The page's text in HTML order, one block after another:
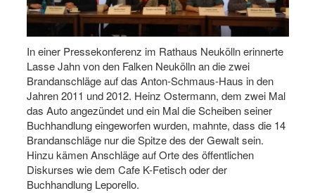
In einer Pressekonferenz im Rathaus Neukölln erinnerte
Lasse Jahn von den Falken Neukölln an die zwei
Brandanschläge auf das Anton-Schmaus-Haus in den
Jahren 2011 und 2012. Heinz Ostermann, dem zwei Mal
das Auto angezündet und ein Mal die Scheiben seiner
Buchhandlung eingeworfen wurden, mahnte, dass die 14
Brandanschläge nur die Spitze des der Gewalt sein.
Hinzu kämen Anschläge auf Orte des öffentlichen
Diskurses wie dem Cafe K-Fetisch oder der
Buchhandlung Leporello.